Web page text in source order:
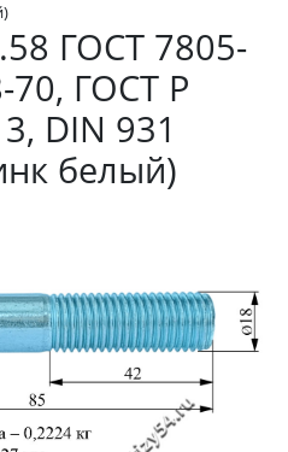
ГОСТ 7805-
70, ГОСТ Р
DIN 931
белый)